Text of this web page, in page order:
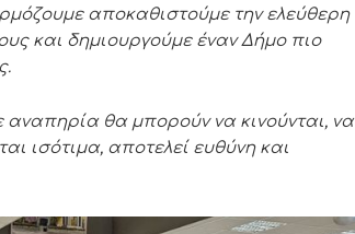
αποκαθιστούμε την ελεύθερη
και δημιουργούμε έναν Δήμο πιο
θα μπορούν να κινούνται, να
ισότιμα, αποτελεί ευθύνη και